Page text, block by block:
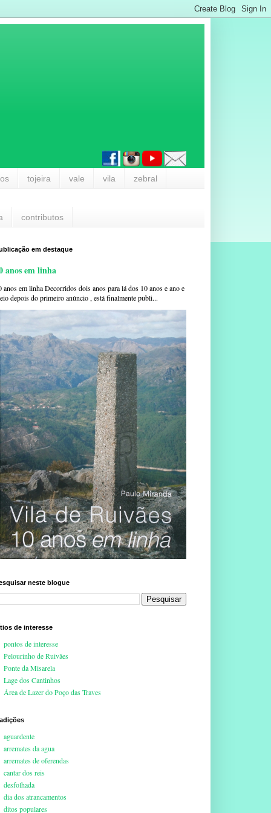
tojeira vale vila zebral
contributos
em destaque
anos em linha
anos em linha Decorridos dois anos para lá dos 10 anos e ano e
depois do primeiro anúncio , está finalmente publi...
neste blogue
de interesse
pontos de interesse
Pelourinho de Ruivães
Ponte da Misarela
Lage dos Cantinhos
Área de Lazer do Poço das Traves
aguardente
arremates da agua
arremates de oferendas
cantar dos reis
desfolhada
dia dos atrancamentos
ditos populares